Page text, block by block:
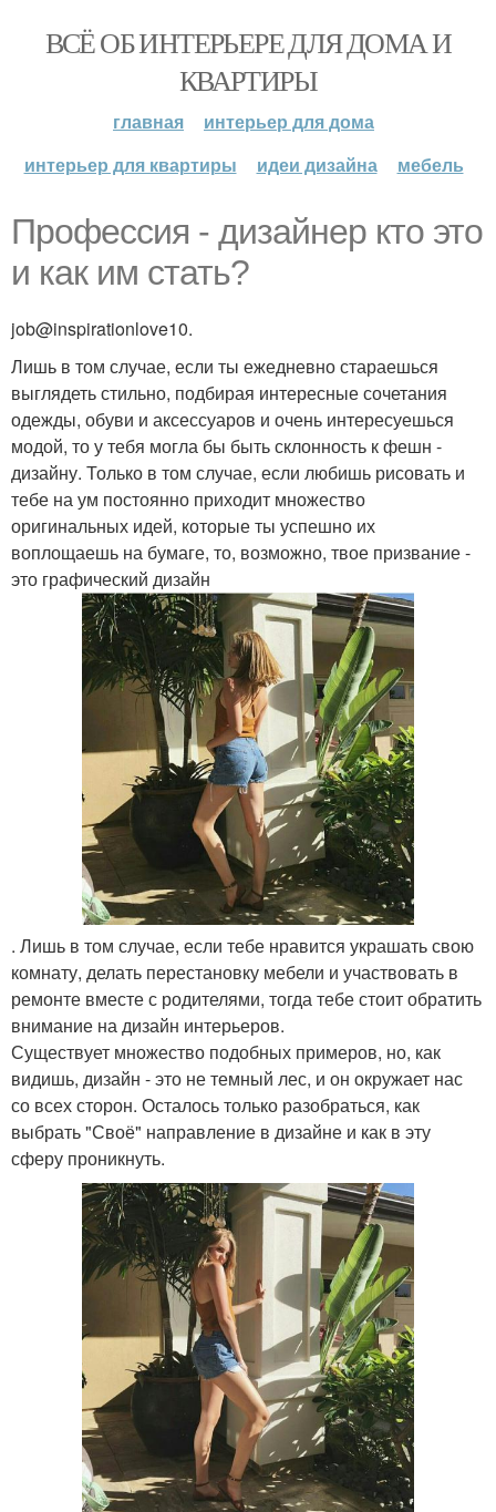
ВСЁ ОБ ИНТЕРЬЕРЕ ДЛЯ ДОМА И
КВАРТИРЫ
главная
интерьер для дома
интерьер для квартиры
идеи дизайна мебель
Профессия - дизайнер кто это
и как им стать?
job@inspirationlove10.
Лишь в том случае, если ты ежедневно стараешься
выглядеть стильно, подбирая интересные сочетания
одежды, обуви и аксессуаров и очень интересуешься
модой, то у тебя могла бы быть склонность к фешн -
дизайну. Только в том случае, если любишь рисовать и
тебе на ум постоянно приходит множество
оригинальных идей, которые ты успешно их
воплощаешь на бумаге, то, возможно, твое призвание -
это графический дизайн
. Лишь в том случае, если тебе нравится украшать свою
комнату, делать перестановку мебели и участвовать в
ремонте вместе с родителями, тогда тебе стоит обратить
внимание на дизайн интерьеров.
Существует множество подобных примеров, но, как
видишь, дизайн - это не темный лес, и он окружает нас
со всех сторон. Осталось только разобраться, как
выбрать "Своё" направление в дизайне и как в эту
сферу проникнуть.